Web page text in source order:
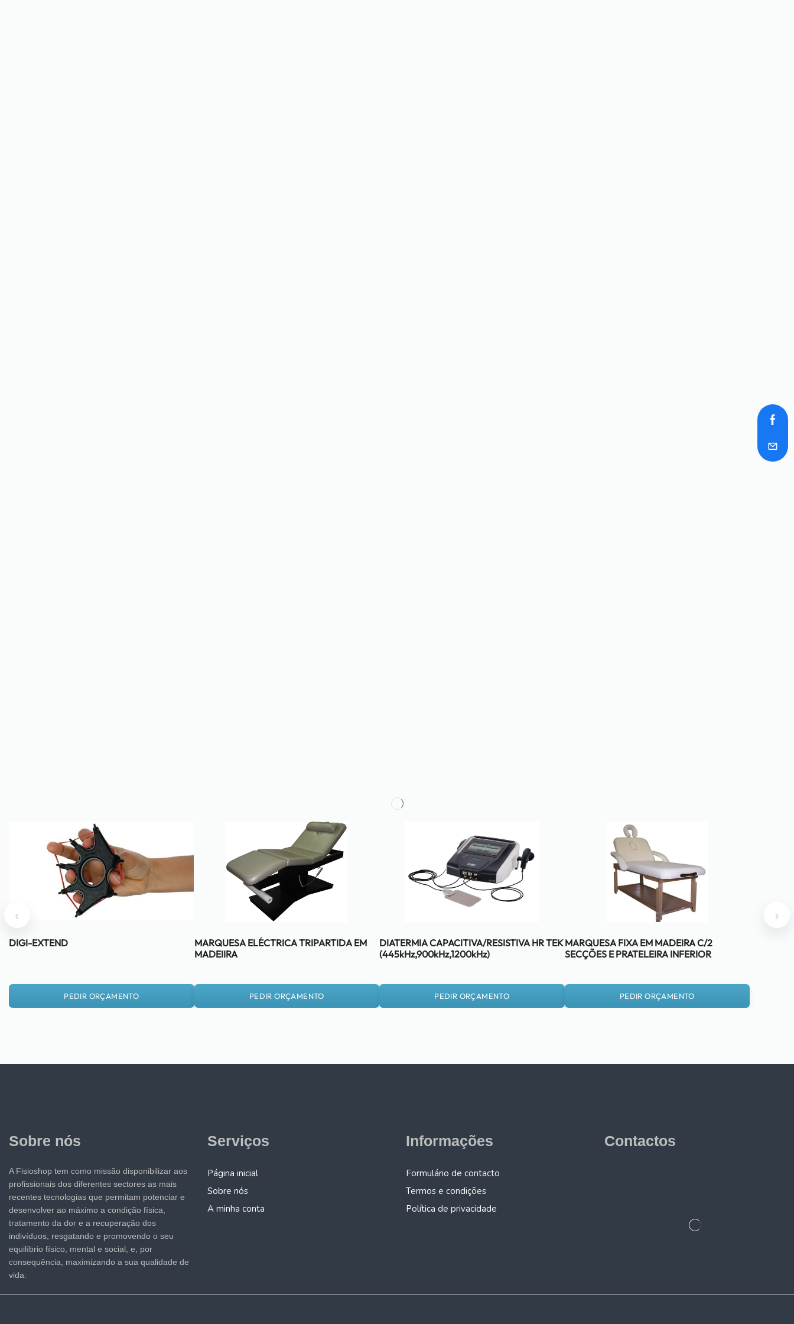
DIGI-EXTEND
PEDIR ORÇAMENTO
MARQUESA ELÉCTRICA TRIPARTIDA EM
MADEIIRA
PEDIR ORÇAMENTO
DIATERMIA CAPACITIVA/RESISTIVA HR TEK
(445kHz,900kHz,1200kHz)
PEDIR ORÇAMENTO
MARQUESA FIXA EM MADEIRA C/2
SECÇÕES E PRATELEIRA INFERIOR
PEDIR ORÇAMENTO
‹ ›
Sobre nós
A Fisioshop tem como missão disponibilizar aos
profissionais dos diferentes sectores as mais
recentes tecnologias que permitam potenciar e
desenvolver ao máximo a condição física,
tratamento da dor e a recuperação dos
indivíduos, resgatando e promovendo o seu
equilíbrio físico, mental e social, e, por
consequência, maximizando a sua qualidade de
vida.
Serviços
Página inicial
Sobre nós
A minha conta
Informações
Formulário de contacto
Termos e condições
Política de privacidade
Contactos